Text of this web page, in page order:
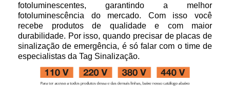
fotoluminescentes, garantindo a melhor
fotoluminescência do mercado. Com isso você
recebe produtos de qualidade e com maior
durabilidade. Por isso, quando precisar de placas de
sinalização de emergência, é só falar com o time de
especialistas da Tag Sinalização.